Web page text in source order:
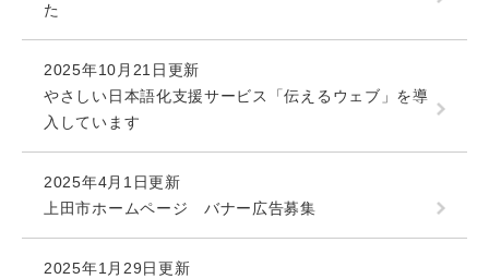
た
2025年10月21日更新
やさしい日本語化支援サービス「伝えるウェブ」を導
入しています
2025年4月1日更新
上田市ホームページ バナー広告募集
2025年1月29日更新